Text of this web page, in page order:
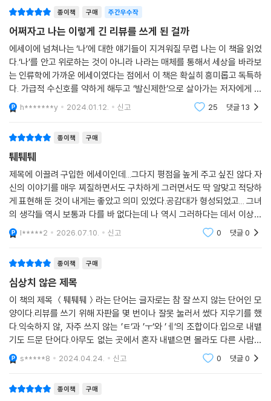
- 정혜윤 (독립 마케터, 『독립은 여행』 저자)
종이책 구매 주간우수작
어쩌자고 나는 이렇게 긴 리뷰를 쓰게 된 걸까
에세이에 넘쳐나는 ‘나’에 대한 얘기들이 지겨워질 무렵 나는 이 책을 읽었
다.‘나’를 안고 위로하는 것이 아니라 나라는 매체를 통해서 세상을 바라보
는 인류학에 가까운 에세이였다는 점에서 이 책은 확실히 흥미롭고 독특하
다. 가급적 수신호를 약하게 해두고 ‘발신제한’으로 살아가는 저자에게 번
역, 일본어 수업등 ‘이런 저런 일들’이 들어오는 것도 이런 이유일 것이다.
자본
h*******y 2024.01.12. 신고 25 댓글13
종이책 구매
퉤퉤퉤
제목에 이끌려 구입한 에세이인데...그다지 평점을 높게 주고 싶진 않다.자
신의 이야기를 매우 찌질하면서도 구차하게 그러면서도 딱 알맞고 적당하
게 표현해 둔 것이 내게는 좋았고 의미 있었다.공감대가 형성되었고... 그녀
의 생각들 역시 보통과 다를 바 없다는데 나 역시 그러하다는 데서 이상하
게 안도되었다.
l*****2 2026.07.10. 신고 0 댓글0
종이책 구매
심상치 않은 제목
이 책의 제목 ＜퉤퉤퉤＞라는 단어는 글자로는 참 잘 쓰지 않는 단어인 모
양이다.리뷰를 쓰기 위해 자판을 몇 번이나 잘못 눌러서 썼다 지우기를 했
다.익숙하지 않, 자주 쓰지 않는 ’ㅌ‘과 ’ㅜ‘와 ’ㅔ‘의 조합이다.입으로 내뱉
기도 드문 단어다.아무도 없는 곳에서 혼자 내뱉으면 몰라도 다른 사람이
있는 곳에서 했다가는 실랑이가 벌어질 게 뻔하다.활자로 쓰거나 만나기
힘든 글
s*****8 2024.04.24. 신고 0 댓글0
종이책 구매